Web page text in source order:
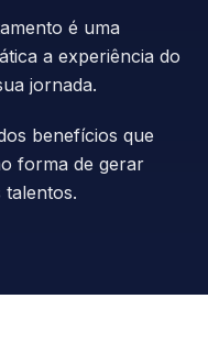
é uma
a experiência do
jornada.
benefícios que
forma de gerar
talentos.